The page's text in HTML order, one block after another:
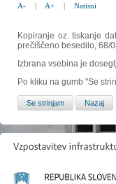
A- | A+ | Natisni
Kopiranje oz. tiskanje
prečiščeno besedilo, 68/
Izbrana vsebina je
Po kliku na gumb "Se